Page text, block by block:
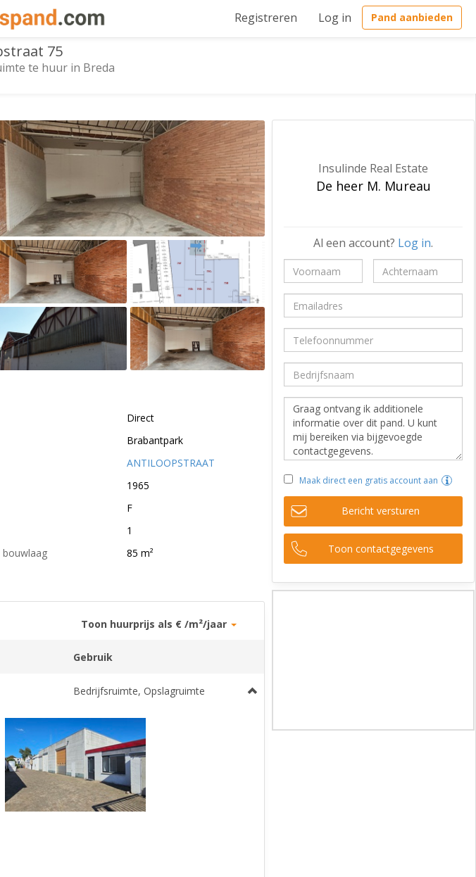
Registreren Log in Pand aanbieden
75
te huur in Breda
Direct
Brabantpark
ANTILOOPSTRAAT
1965
F
1
bouwlaag
85 m²
Toon huurprijs als € /m²/jaar
Gebruik
Bedrijfsruimte, Opslagruimte
Insulinde Real Estate
De heer M. Mureau
Al een account? Log in.
Maak direct een gratis account aan
Bericht versturen
Toon contactgegevens